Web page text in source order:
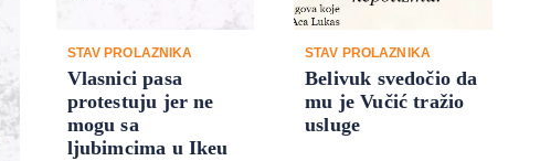
STAV PROLAZNIKA
Vlasnici pasa
protestuju jer ne
mogu sa
ljubimcima u Ikeu
STAV PROLAZNIKA
Belivuk svedočio da
mu je Vučić tražio
usluge